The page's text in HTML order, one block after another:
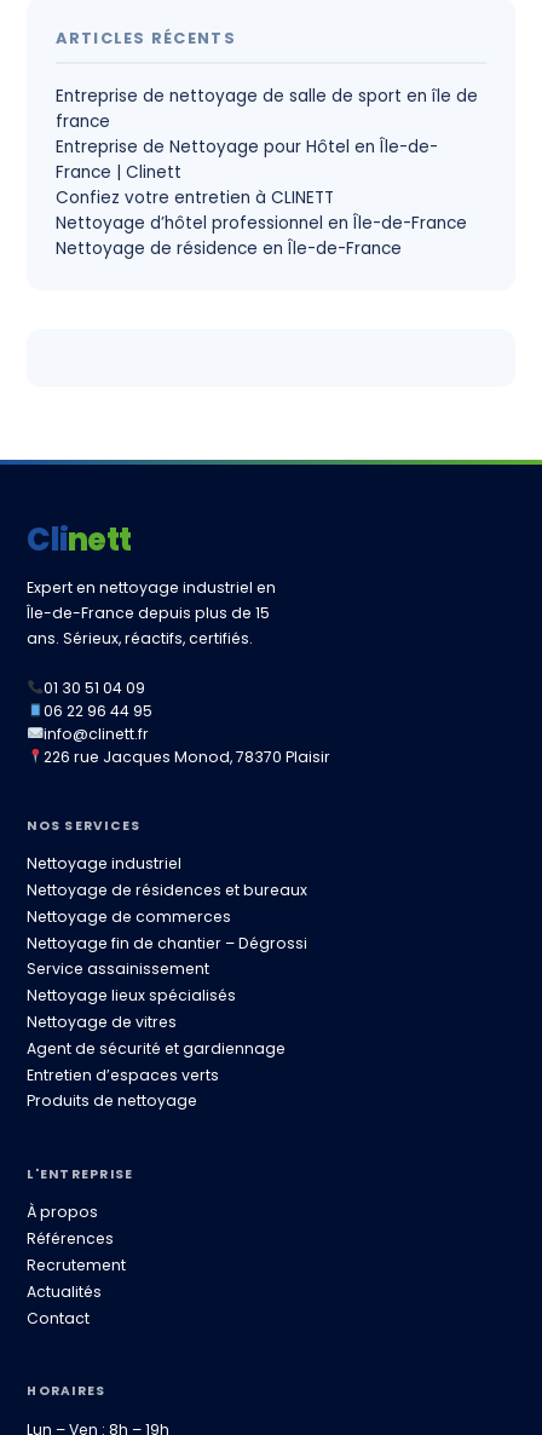
ARTICLES RÉCENTS
Entreprise de nettoyage de salle de sport en île de
france
Entreprise de Nettoyage pour Hôtel en Île-de-
France | Clinett
Confiez votre entretien à CLINETT
Nettoyage d’hôtel professionnel en Île-de-France
Nettoyage de résidence en Île-de-France
Clinett
Expert en nettoyage industriel en
Île-de-France depuis plus de 15
ans. Sérieux, réactifs, certifiés.
01 30 51 04 09
06 22 96 44 95
info@clinett.fr
226 rue Jacques Monod, 78370 Plaisir
NOS SERVICES
Nettoyage industriel
Nettoyage de résidences et bureaux
Nettoyage de commerces
Nettoyage fin de chantier – Dégrossi
Service assainissement
Nettoyage lieux spécialisés
Nettoyage de vitres
Agent de sécurité et gardiennage
Entretien d’espaces verts
Produits de nettoyage
L'ENTREPRISE
À propos
Références
Recrutement
Actualités
Contact
HORAIRES
Lun – Ven : 8h – 19h